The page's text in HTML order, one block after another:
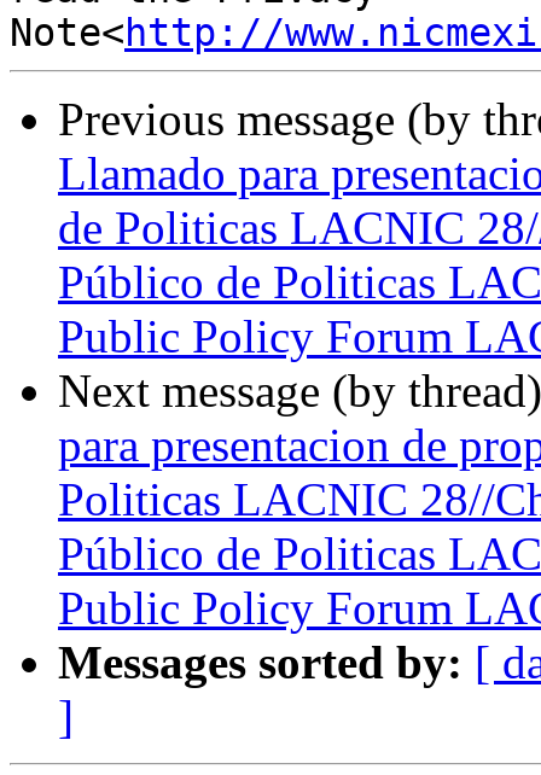
Note<http://
Previous message (by
Llamado para
de Politicas LACNIC
Público de Politicas
Public Policy Forum
Next message (by
para presentacion de
Politicas LACNIC 28//
Público de Politicas
Public Policy Forum
Messages sorted by: [
]